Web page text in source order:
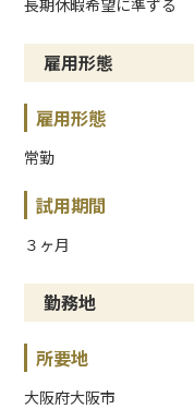
雇用形態
雇用形態
常勤
試用期間
３ヶ月
勤務地
所要地
大阪府大阪市